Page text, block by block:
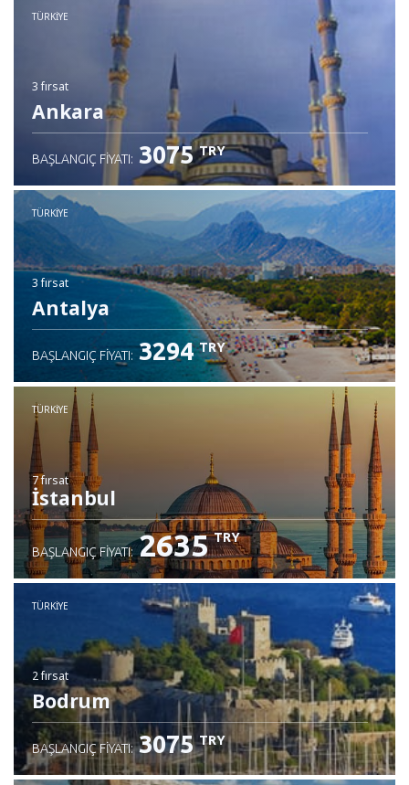
TÜRKIYE
3 fırsat
Ankara
BAŞLANGIÇ FIYATI: 3075 TRY
TÜRKIYE
3 fırsat
Antalya
BAŞLANGIÇ FIYATI: 3294 TRY
TÜRKIYE
7 fırsat
İstanbul
BAŞLANGIÇ FIYATI: 2635 TRY
TÜRKIYE
2 fırsat
Bodrum
BAŞLANGIÇ FIYATI: 3075 TRY